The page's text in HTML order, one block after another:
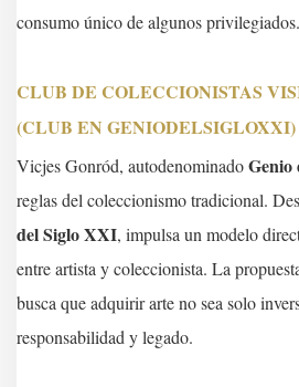
consumo único de algunos privilegiados.
CLUB DE COLECCIONISTAS
(CLUB EN GENIODELSIGLOXXI)
Vicjes Gonród, autodenominadoGenio
reglas del coleccionismo tradicional.
del Siglo XXI, impulsa un modelo
entre artista y coleccionista. La
busca que adquirir arte no sea solo
responsabilidad y legado.